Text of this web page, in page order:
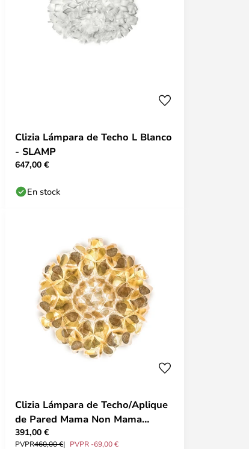
Clizia Lámpara de Techo L Blanco
- SLAMP
647,00 €
En stock
Clizia Lámpara de Techo/Aplique
de Pared Mama Non Mama
Medium Gold - Slamp
391,00 €
PVPR460,00 € PVPR -69,00 €